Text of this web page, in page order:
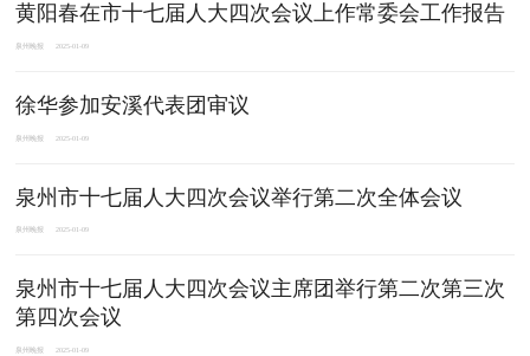
黄阳春在市十七届人大四次会议上作常委会工作报告
泉州晚报 2025-01-09
徐华参加安溪代表团审议
泉州晚报 2025-01-09
泉州市十七届人大四次会议举行第二次全体会议
泉州晚报 2025-01-09
泉州市十七届人大四次会议主席团举行第二次第三次
第四次会议
泉州晚报 2025-01-09